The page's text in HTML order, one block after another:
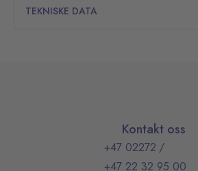
TEKNISKE DATA
Kontakt oss
+47 02272 /
+47 22 32 95 00